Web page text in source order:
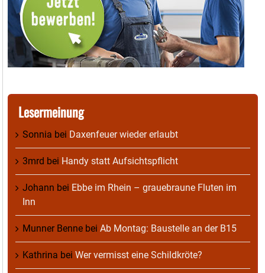
Lesermeinung
Sonnia bei Daxenfeuer wieder erlaubt
3mrd bei Handy statt Aufsichtspflicht
Johann bei Ebbe im Rhein – grauebraune Fluten im
Inn
Munner Benne bei Ab Montag: Baustelle an der B15
Kathrina bei Wer vermisst eine Schildkröte?